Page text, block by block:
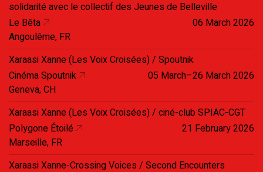
solidarité avec le collectif des Jeunes de Belleville
Le Bêta
Angoulême, FR
06 March 2026
Xaraasi Xanne (Les Voix Croisées) / Spoutnik
Cinéma Spoutnik
Geneva, CH
05 March–26 March 2026
Xaraasi Xanne (Les Voix Croisées) / ciné-club SPIAC-CGT
Polygone Étoilé
Marseille, FR
21 February 2026
Xaraasi Xanne-Crossing Voices / Second Encounters